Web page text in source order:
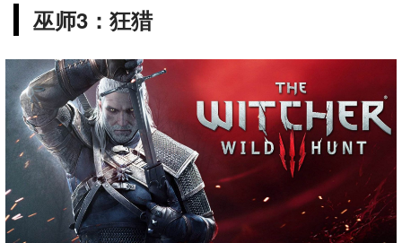
巫师3：狂猎